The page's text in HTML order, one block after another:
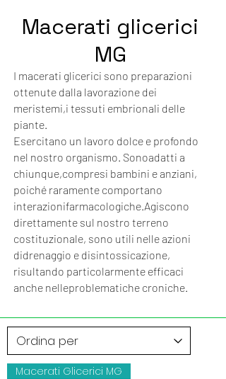
Macerati glicerici
MG
I macerati glicerici sono preparazioni
ottenute dalla lavorazione dei
meristemi,i tessuti embrionali delle
piante.
Esercitano un lavoro dolce e profondo
nel nostro organismo. Sonoadatti a
chiunque,compresi bambini e anziani,
poiché raramente comportano
interazionifarmacologiche.Agiscono
direttamente sul nostro terreno
costituzionale, sono utili nelle azioni
didrenaggio e disintossicazione,
risultando particolarmente efficaci
anche nelleproblematiche croniche.
Macerati Glicerici MG